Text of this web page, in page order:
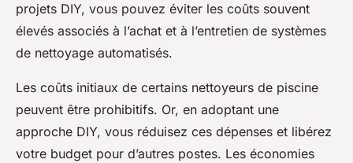
projets DIY, vous pouvez éviter les coûts souvent
élevés associés à l’achat et à l’entretien de systèmes
de nettoyage automatisés.
Les coûts initiaux de certains nettoyeurs de piscine
peuvent être prohibitifs. Or, en adoptant une
approche DIY, vous réduisez ces dépenses et libérez
votre budget pour d’autres postes. Les économies